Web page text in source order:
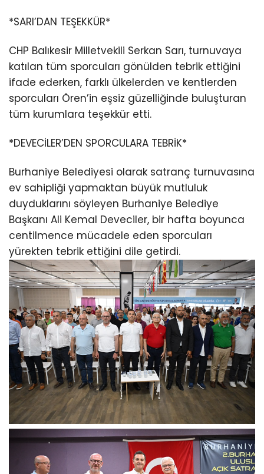
*SARI’DAN TEŞEKKÜR*
CHP Balıkesir Milletvekili Serkan Sarı, turnuvaya
katılan tüm sporcuları gönülden tebrik ettiğini
ifade ederken, farklı ülkelerden ve kentlerden
sporcuları Ören’in eşsiz güzelliğinde buluşturan
tüm kurumlara teşekkür etti.
*DEVECİLER’DEN SPORCULARA TEBRİK*
Burhaniye Belediyesi olarak satranç turnuvasına
ev sahipliği yapmaktan büyük mutluluk
duyduklarını söyleyen Burhaniye Belediye
Başkanı Ali Kemal Deveciler, bir hafta boyunca
centilmence mücadele eden sporcuları
yürekten tebrik ettiğini dile getirdi.